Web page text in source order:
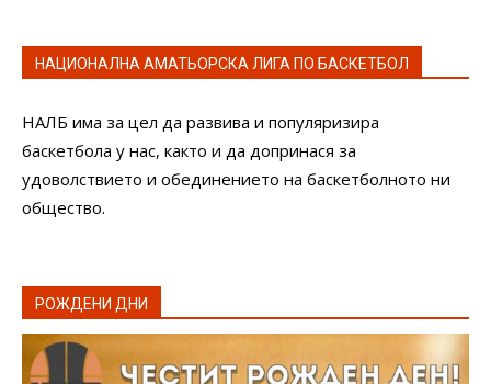
НАЦИОНАЛНА АМАТЬОРСКА ЛИГА ПО БАСКЕТБОЛ
НАЛБ има за цел да развива и популяризира
баскетбола у нас, както и да допринася за
удоволствието и обединението на баскетболното ни
общество.
РОЖДЕНИ ДНИ